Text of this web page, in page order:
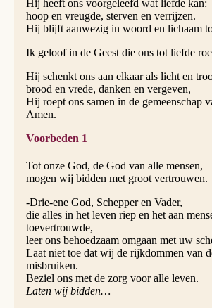
Hij heeft ons voorgeleefd wat liefde kan:
hoop en vreugde, sterven en verrijzen.
Hij blijft aanwezig in woord en lichaam
Ik geloof in de Geest die ons tot liefde
Hij schenkt ons aan elkaar als licht en
brood en vrede, danken en vergeven,
Hij roept ons samen in de gemeenschap
Amen.
Voorbeden 1
Tot onze God, de God van alle mensen,
mogen wij bidden met groot vertrouwen.
-Drie-ene God, Schepper en Vader,
die alles in het leven riep en het aan
toevertrouwde,
leer ons behoedzaam omgaan met uw
Laat niet toe dat wij de rijkdommen van
misbruiken.
Beziel ons met de zorg voor alle leven.
Laten wij bidden…